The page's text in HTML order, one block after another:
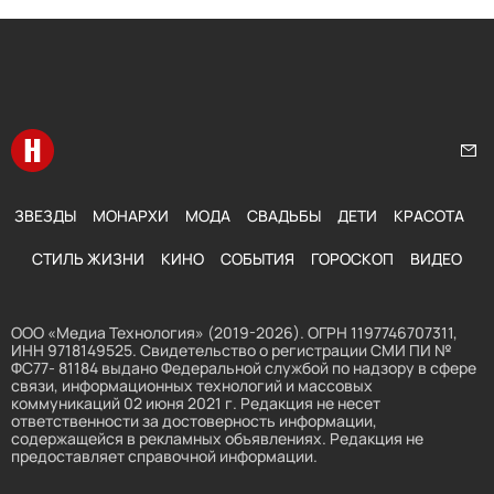
Перейти на главную
ЗВЕЗДЫ МОНАРХИ МОДА СВАДЬБЫ ДЕТИ КРАСОТА
СТИЛЬ ЖИЗНИ КИНО СОБЫТИЯ ГОРОСКОП ВИДЕО
ООО «Медиа Технология» (2019-2026). ОГРН 1197746707311,
ИНН 9718149525. Свидетельство о регистрации СМИ ПИ №
ФС77- 81184 выдано Федеральной службой по надзору в сфере
связи, информационных технологий и массовых
коммуникаций 02 июня 2021 г. Редакция не несет
ответственности за достоверность информации,
содержащейся в рекламных объявлениях. Редакция не
предоставляет справочной информации.